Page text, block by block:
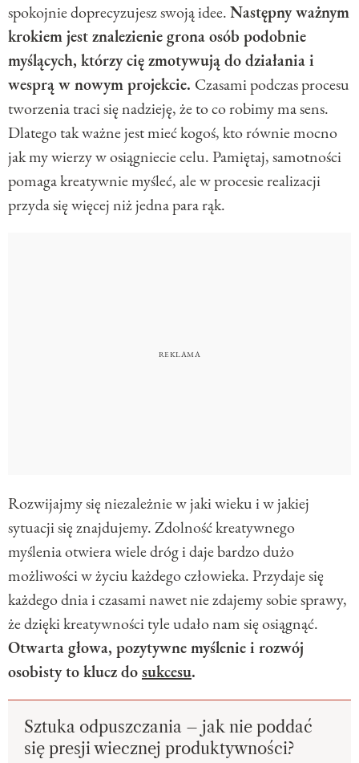
spokojnie doprecyzujesz swoją idee.Następny ważnym
krokiem jest znalezienie grona osób podobnie
myślących, którzy cię zmotywują do działania i
wesprą w nowym projekcie. Czasami podczas procesu
tworzenia traci się nadzieję, że to co robimy ma sens.
Dlatego tak ważne jest mieć kogoś, kto równie mocno
jak my wierzy w osiągniecie celu. Pamiętaj, samotności
pomaga kreatywnie myśleć, ale w procesie realizacji
przyda się więcej niż jedna para rąk.
Rozwijajmy się niezależnie w jaki wieku i w jakiej
sytuacji się znajdujemy. Zdolność kreatywnego
myślenia otwiera wiele dróg i daje bardzo dużo
możliwości w życiu każdego człowieka. Przydaje się
każdego dnia i czasami nawet nie zdajemy sobie sprawy,
że dzięki kreatywności tyle udało nam się osiągnąć.
Otwarta głowa, pozytywne myślenie i rozwój
osobisty to klucz dosukcesu.
Sztuka odpuszczania – jak nie poddać
się presji wiecznej produktywności?